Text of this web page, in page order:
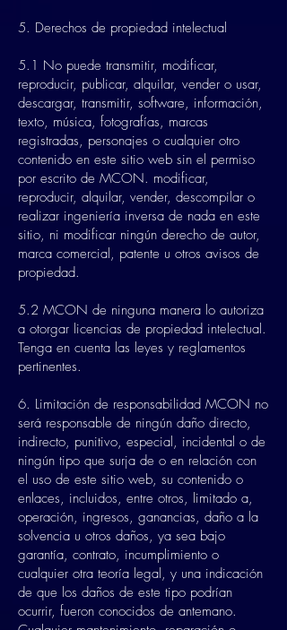
5. Derechos de propiedad intelectual
5.1 No puede transmitir, modificar,
reproducir, publicar, alquilar, vender o usar,
descargar, transmitir, software, información,
texto, música, fotografías, marcas
registradas, personajes o cualquier otro
contenido en este sitio web sin el permiso
por escrito de MCON. modificar,
reproducir, alquilar, vender, descompilar o
realizar ingeniería inversa de nada en este
sitio, ni modificar ningún derecho de autor,
marca comercial, patente u otros avisos de
propiedad.
5.2 MCON de ninguna manera lo autoriza
a otorgar licencias de propiedad intelectual.
Tenga en cuenta las leyes y reglamentos
pertinentes.
6. Limitación de responsabilidad MCON no
será responsable de ningún daño directo,
indirecto, punitivo, especial, incidental o de
ningún tipo que surja de o en relación con
el uso de este sitio web, su contenido o
enlaces, incluidos, entre otros, limitado a,
operación, ingresos, ganancias, daño a la
solvencia u otros daños, ya sea bajo
garantía, contrato, incumplimiento o
cualquier otra teoría legal, y una indicación
de que los daños de este tipo podrían
ocurrir, fueron conocidos de antemano.